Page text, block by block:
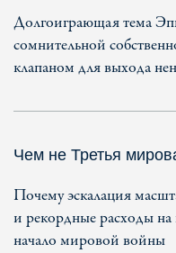
Долгоиграющая тема
сомнительной
клапаном для выхода
Чем не Третья
Почему эскалация
и рекордные расходы
начало мировой войны